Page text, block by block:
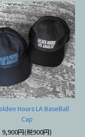
Hours LA BaseBall
Cap
9,900円(税900円)